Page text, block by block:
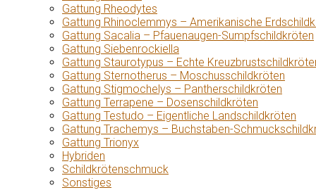
Gattung Rheodytes
Gattung Rhinoclemmys – Amerikanische
Gattung Sacalia – Pfauenaugen-Sumpfschildkröten
Gattung Siebenrockiella
Gattung Staurotypus – Echte
Gattung Sternotherus – Moschusschildkröten
Gattung Stigmochelys – Pantherschildkröten
Gattung Terrapene – Dosenschildkröten
Gattung Testudo – Eigentliche Landschildkröten
Gattung Trachemys – Buchstaben-
Gattung Trionyx
Hybriden
Schildkrötenschmuck
Sonstiges